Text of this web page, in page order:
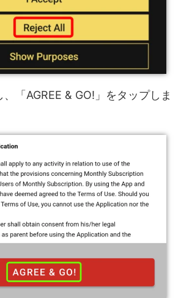
「AGREE & GO!」をタップしま